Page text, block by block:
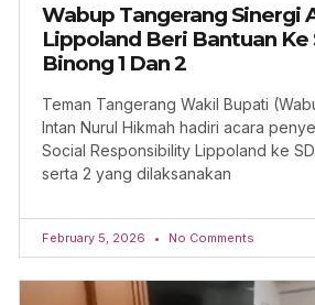
Wabup Tangerang Sinergi
Lippoland Beri Bantuan Ke
Binong 1 Dan 2
Teman Tangerang Wakil Bupati
Intan Nurul Hikmah hadiri acara
Social Responsibility Lippoland ke
serta 2 yang dilaksanakan
February 5, 2026 No Comments